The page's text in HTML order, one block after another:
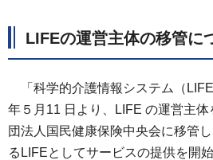
LIFEの運営主体の移管に
「科学的介護情報システム（
年５月11 日より、LIFE の運営主
団法人国民健康保険中央会に移管
るLIFEとしてサービスの提供を開